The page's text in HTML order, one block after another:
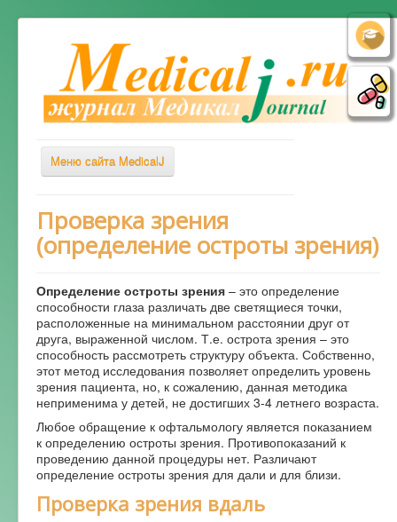
Меню сайта MedicalJ
Весь Медикал
Симптомы
Диагностика
Лечение
Советы врача
Альтернативная медицина
Форум
Проверка зрения
(определение остроты зрения)
Определение остроты зрения – это определение
способности глаза различать две светящиеся точки,
расположенные на минимальном расстоянии друг от
друга, выраженной числом. Т.е. острота зрения – это
способность рассмотреть структуру объекта. Собственно,
этот метод исследования позволяет определить уровень
зрения пациента, но, к сожалению, данная методика
неприменима у детей, не достигших 3-4 летнего возраста.
Любое обращение к офтальмологу является показанием
к определению остроты зрения. Противопоказаний к
проведению данной процедуры нет. Различают
определение остроты зрения для дали и для близи.
Проверка зрения вдаль